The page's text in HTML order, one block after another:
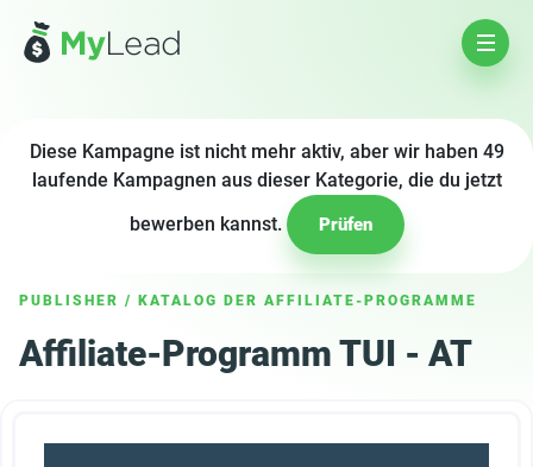
Diese Kampagne ist nicht mehr aktiv, aber wir haben 49
laufende Kampagnen aus dieser Kategorie, die du jetzt
bewerben kannst.
Prüfen
PUBLISHER / KATALOG DER AFFILIATE-PROGRAMME
Affiliate-Programm TUI - AT